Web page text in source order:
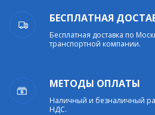
БЕСПЛАТНАЯ
Бесплатная доставка по
транспортной компании.
МЕТОДЫ ОПЛАТЫ
Наличный и безналичный
НДС.